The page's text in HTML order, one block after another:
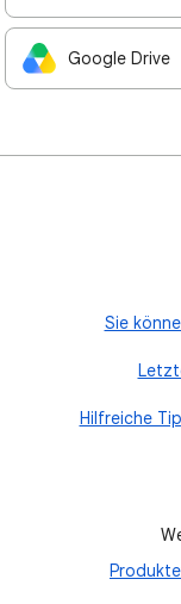
Google Drive
Sie
Hilfreiche